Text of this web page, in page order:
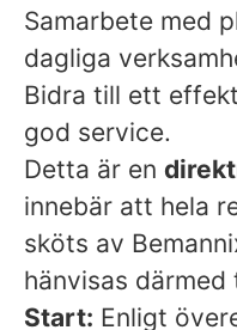
Samarbete med
dagliga
Bidra till ett
god service.
Detta är en
innebär att hela
sköts av
hänvisas därmed
Start: Enligt